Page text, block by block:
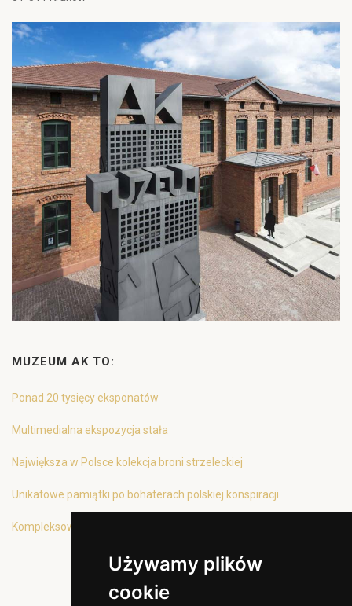
Używamy plików
cookie
MUZEUM AK TO:
Ponad 20 tysięcy eksponatów
Multimedialna ekspozycja stała
Największa w Polsce kolekcja broni strzeleckiej
Unikatowe pamiątki po bohaterach polskiej konspiracji
Kompleksowa oferta edukacyjna